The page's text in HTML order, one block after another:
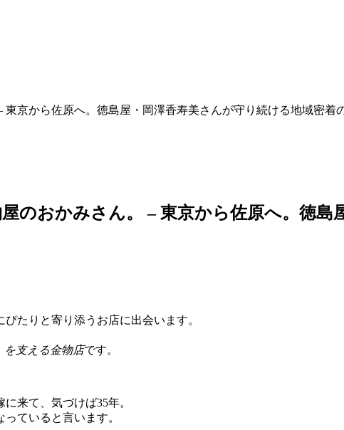
のおかみさん。 – 東京から佐原へ。徳島
たりと寄り添うお店に出会います。
を支える金物店です。
来て、気づけば35年。
ていると言います。